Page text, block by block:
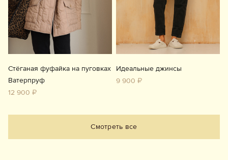
Стёганая фуфайка на пуговках
Ватерпруф
12 900 ₽
Идеальные джинсы
9 900 ₽
Смотреть все